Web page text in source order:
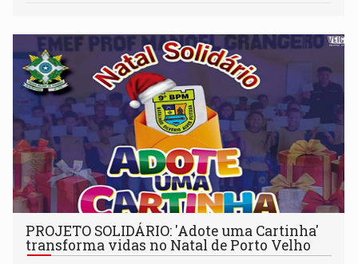
PROJETO SOLIDÁRIO: 'Adote uma Cartinha'
transforma vidas no Natal de Porto Velho